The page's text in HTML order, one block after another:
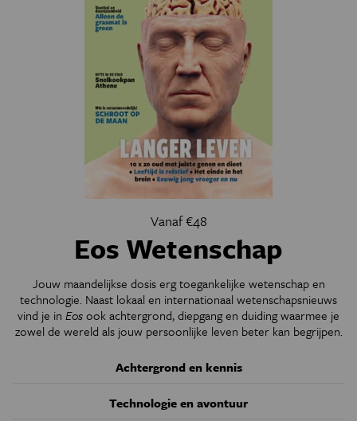
Vanaf €48
Eos Wetenschap
Jouw maandelijkse dosis erg toegankelijke wetenschap en
technologie. Naast lokaal en internationaal wetenschapsnieuws
vind je in Eosook achtergrond, diepgang en duiding waarmee je
zowel de wereld als jouw persoonlijke leven beter kan begrijpen.
Achtergrond en kennis
Technologie en avontuur